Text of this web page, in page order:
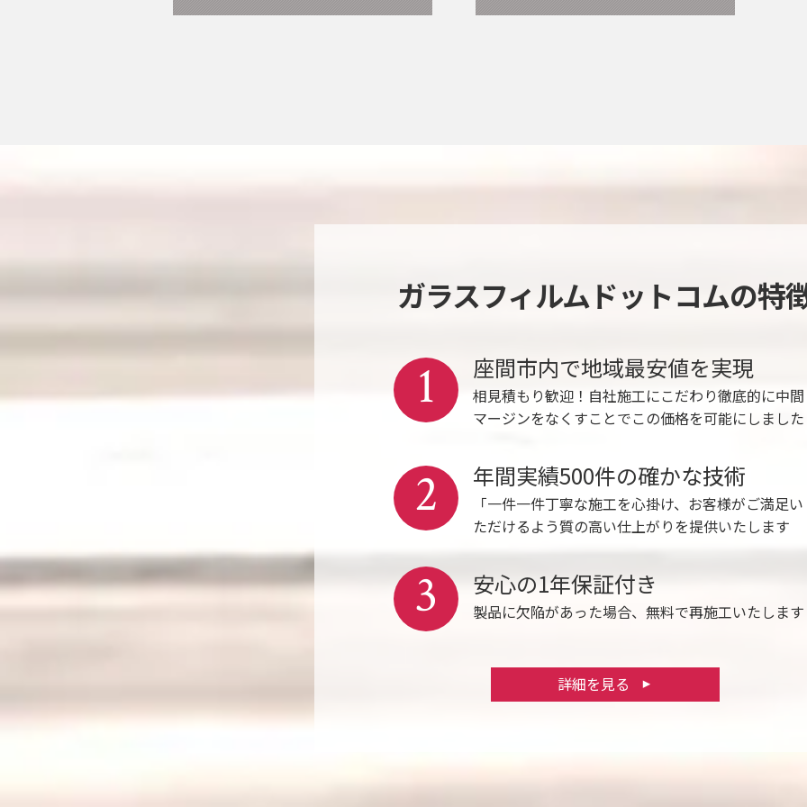
ガラスフィルムドットコムの特
座間市内で地域最安値を実現
相見積もり歓迎！自社施工にこだわり徹底的に中間
マージンをなくすことでこの価格を可能にしました
1
年間実績500件の確かな技術
「一件一件丁寧な施工を心掛け、お客様がご満足い
ただけるよう質の高い仕上がりを提供いたします
2
安心の1年保証付き
製品に欠陥があった場合、無料で再施工いたします
3
詳細を見る